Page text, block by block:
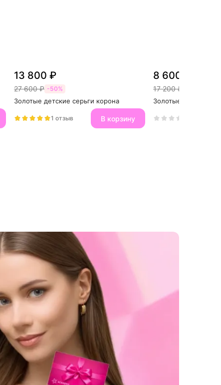
13 800 ₽
27 600 ₽ -50%
Золотые детские серьги корона
1 отзыв В корзину
8 600 ₽
17 200 ₽
Золотые серьги